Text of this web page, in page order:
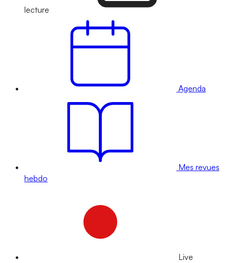
lecture
Agenda
Mes revues
hebdo
Live